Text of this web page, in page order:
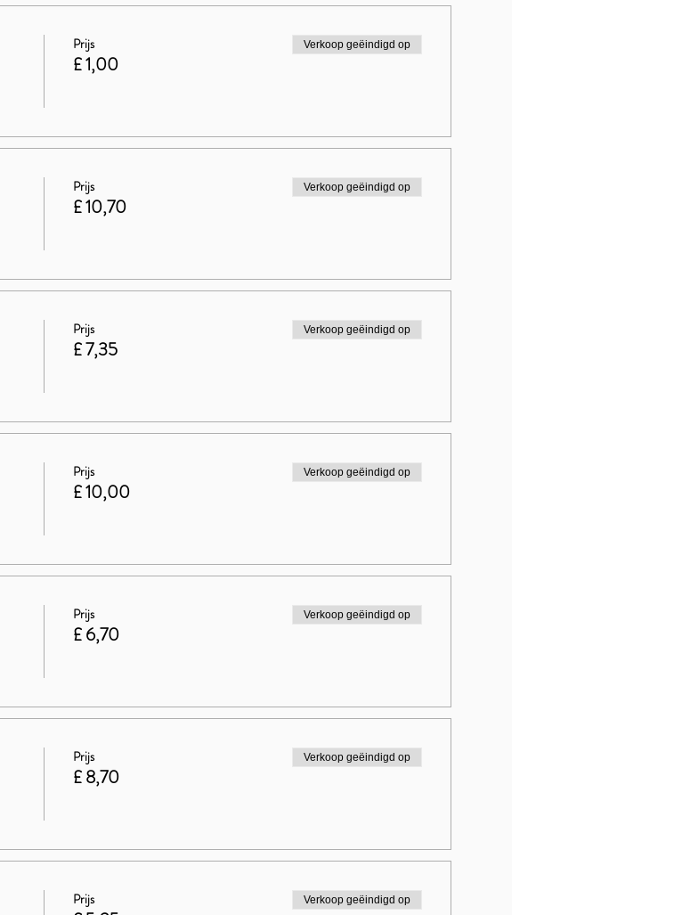
Prijs
£ 1,00
Verkoop geëindigd op
Prijs
£ 10,70
Verkoop geëindigd op
Prijs
£ 7,35
Verkoop geëindigd op
Prijs
£ 10,00
Verkoop geëindigd op
Prijs
£ 6,70
Verkoop geëindigd op
Prijs
£ 8,70
Verkoop geëindigd op
Prijs Verkoop geëindigd op